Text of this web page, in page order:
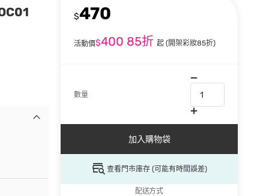
$470
活動價$400 85折 起 (開架彩妝85折)
數量
加入購物袋
查看門市庫存 (可能有時間誤差)
配送方式